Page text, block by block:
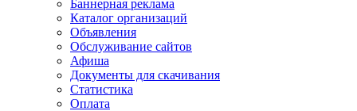
Баннерная реклама
Каталог организаций
Объявления
Обслуживание сайтов
Афиша
Документы для скачивания
Статистика
Оплата